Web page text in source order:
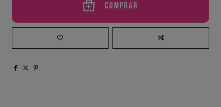
Comprar